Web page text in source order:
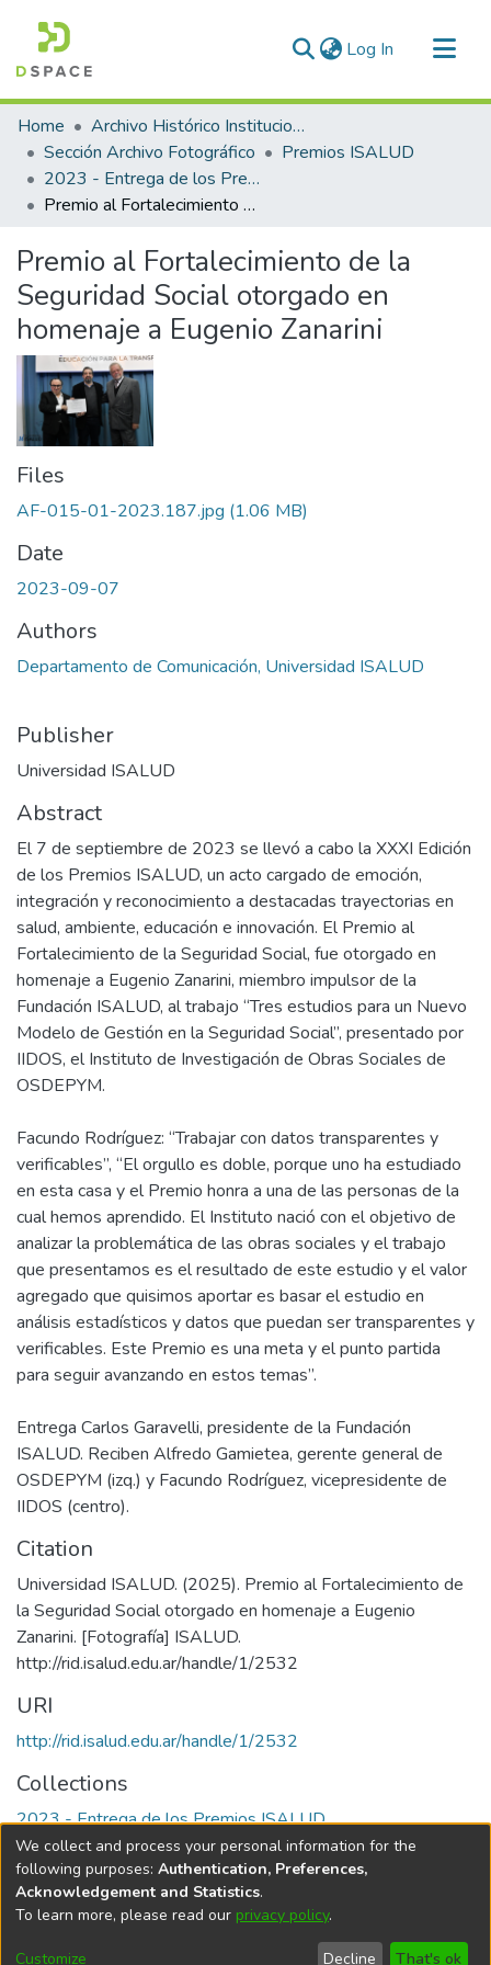
Log In (current)
Communities & Collections
All of DSpace
Statistics
Home
Archivo Histórico Institucional
Sección Archivo Fotográfico
Premios ISALUD
2023 - Entrega de los Premios ISALUD
Premio al Fortalecimiento de la Seguridad Social otorgado en homenaje a Eugenio Zanarini
Premio al Fortalecimiento de la
Seguridad Social otorgado en
homenaje a Eugenio Zanarini
Files
AF-015-01-2023.187.jpg (1.06 MB)
Date
2023-09-07
Authors
Departamento de Comunicación, Universidad ISALUD
Publisher
Universidad ISALUD
Abstract
El 7 de septiembre de 2023 se llevó a cabo la XXXI Edición
de los Premios ISALUD, un acto cargado de emoción,
integración y reconocimiento a destacadas trayectorias en
salud, ambiente, educación e innovación. El Premio al
Fortalecimiento de la Seguridad Social, fue otorgado en
homenaje a Eugenio Zanarini, miembro impulsor de la
Fundación ISALUD, al trabajo “Tres estudios para un Nuevo
Modelo de Gestión en la Seguridad Social”, presentado por
IIDOS, el Instituto de Investigación de Obras Sociales de
OSDEPYM.
Facundo Rodríguez: “Trabajar con datos transparentes y
verificables”, “El orgullo es doble, porque uno ha estudiado
en esta casa y el Premio honra a una de las personas de la
cual hemos aprendido. El Instituto nació con el objetivo de
analizar la problemática de las obras sociales y el trabajo
que presentamos es el resultado de este estudio y el valor
agregado que quisimos aportar es basar el estudio en
análisis estadísticos y datos que puedan ser transparentes y
verificables. Este Premio es una meta y el punto partida
para seguir avanzando en estos temas”.
Entrega Carlos Garavelli, presidente de la Fundación
ISALUD. Reciben Alfredo Gamietea, gerente general de
OSDEPYM (izq.) y Facundo Rodríguez, vicepresidente de
IIDOS (centro).
Citation
Universidad ISALUD. (2025). Premio al Fortalecimiento de
la Seguridad Social otorgado en homenaje a Eugenio
Zanarini. [Fotografía] ISALUD.
URI
http://rid.isalud.edu.ar/handle/1/2532
Collections
2023 - Entrega de los Premios ISALUD
Full item page
DSpace softwarecopyright © 2002-2026
Cookie End User Send
We collect and process your personal information for the
following purposes: Authentication, Preferences,
Acknowledgement and Statistics.
To learn more, please read our privacy policy.
Customize Decline That's ok